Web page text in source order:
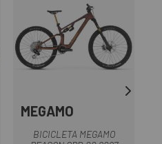
MEGAMO
BICICLETA MEGAMO